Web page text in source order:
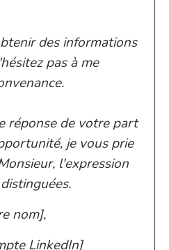
des informations
pas à me
réponse de votre part
je vous prie
l'expression
nom],
LinkedIn]